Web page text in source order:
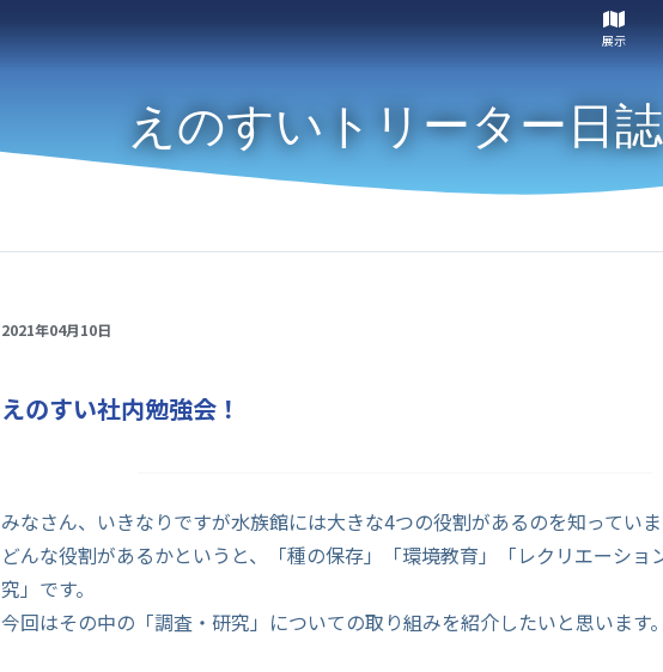
展示
えのすいトリーター日誌
2021年04月10日
えのすい社内勉強会！
みなさん、いきなりですが水族館には大きな4つの役割があるのを知ってい
どんな役割があるかというと、「種の保存」「環境教育」「レクリエーショ
究」です。
今回はその中の「調査・研究」についての取り組みを紹介したいと思います。